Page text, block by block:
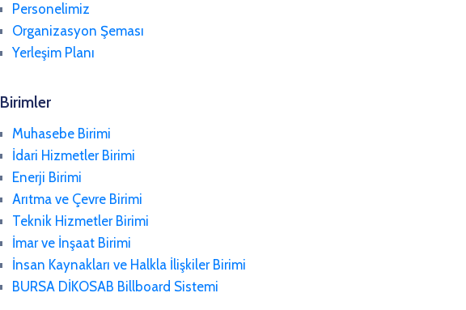
Personelimiz
Organizasyon Şeması
Yerleşim Planı
Birimler
Muhasebe Birimi
İdari Hizmetler Birimi
Enerji Birimi
Arıtma ve Çevre Birimi
Teknik Hizmetler Birimi
İmar ve İnşaat Birimi
İnsan Kaynakları ve Halkla İlişkiler Birimi
BURSA DİKOSAB Billboard Sistemi